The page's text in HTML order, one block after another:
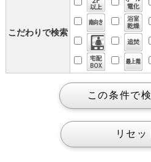
こだわりで検索